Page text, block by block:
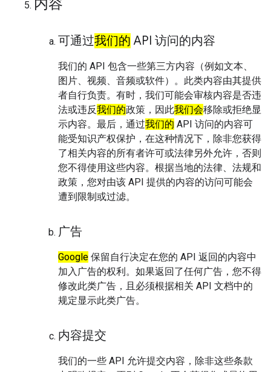
内容
可通过我们的 API 访问的内容
我们的 API 包含一些第三方内容（例如文本、
图片、视频、音频或软件）。此类内容由其提供
者自行负责。有时，我们可能会审核内容是否违
法或违反我们的政策，因此我们会移除或拒绝显
示内容。最后，通过我们的 API 访问的内容可
能受知识产权保护，在这种情况下，除非您获得
了相关内容的所有者许可或法律另外允许，否则
您不得使用这些内容。根据当地的法律、法规和
政策，您对由该 API 提供的内容的访问可能会
遭到限制或过滤。
广告
Google 保留自行决定在您的 API 返回的内容中
加入广告的权利。如果返回了任何广告，您不得
修改此类广告，且必须根据相关 API 文档中的
规定显示此类广告。
内容提交
我们的一些 API 允许提交内容，除非这些条款